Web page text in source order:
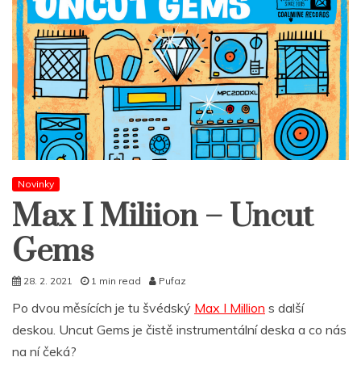
Novinky
Max I Miliion – Uncut
Gems
28. 2. 2021 1 min read Pufaz
Po dvou měsících je tu švédský Max I Million s další
deskou. Uncut Gems je čistě instrumentální deska a co nás
na ní čeká?